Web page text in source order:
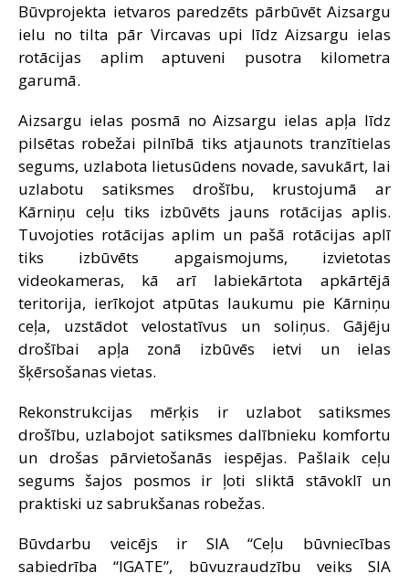
Būvprojekta ietvaros paredzēts pārbūvēt Aizsargu
ielu no tilta pār Vircavas upi līdz Aizsargu ielas
rotācijas aplim aptuveni pusotra kilometra
garumā.
Aizsargu ielas posmā no Aizsargu ielas apļa līdz
pilsētas robežai pilnībā tiks atjaunots tranzītielas
segums, uzlabota lietusūdens novade, savukārt, lai
uzlabotu satiksmes drošību, krustojumā ar
Kārniņu ceļu tiks izbūvēts jauns rotācijas aplis.
Tuvojoties rotācijas aplim un pašā rotācijas aplī
tiks izbūvēts apgaismojums, izvietotas
videokameras, kā arī labiekārtota apkārtējā
teritorija, ierīkojot atpūtas laukumu pie Kārniņu
ceļa, uzstādot velostatīvus un soliņus. Gājēju
drošībai apļa zonā izbūvēs ietvi un ielas
šķērsošanas vietas.
Rekonstrukcijas mērķis ir uzlabot satiksmes
drošību, uzlabojot satiksmes dalībnieku komfortu
un drošas pārvietošanās iespējas. Pašlaik ceļu
segums šajos posmos ir ļoti sliktā stāvoklī un
praktiski uz sabrukšanas robežas.
Būvdarbu veicējs ir SIA “Ceļu būvniecības
sabiedrība “IGATE”, būvuzraudzību veiks SIA